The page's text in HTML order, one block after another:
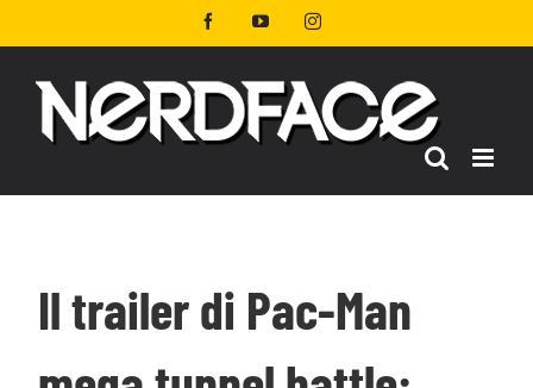
al
FacebookYouTubeInstagram
Il trailer di Pac-Man